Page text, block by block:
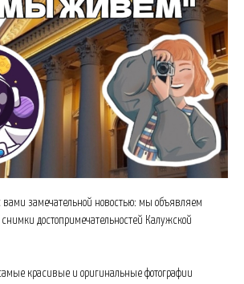
замечательной новостью: мы объявляем
достопримечательностей Калужской
красивые и оригинальные фотографии